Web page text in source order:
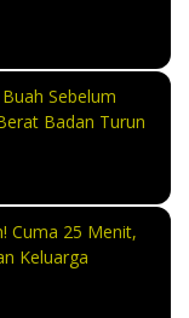
Sebelum
Badan Turun
Cuma 25 Menit,
Keluarga